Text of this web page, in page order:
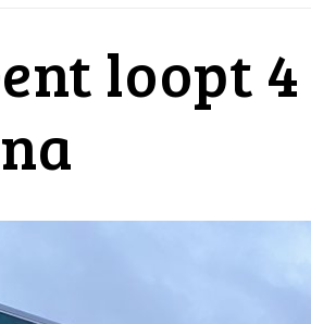
loopt